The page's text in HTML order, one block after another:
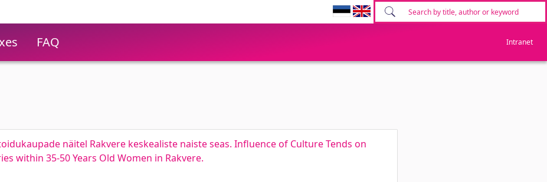
FAQ Intranet
näitel Rakvere keskealiste naiste seas. Influence of Culture Tends on
within 35-50 Years Old Women in Rakvere.